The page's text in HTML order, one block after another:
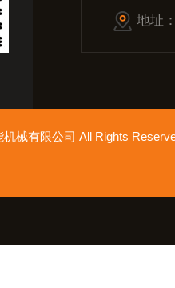
地址
机械有限公司 All Rights